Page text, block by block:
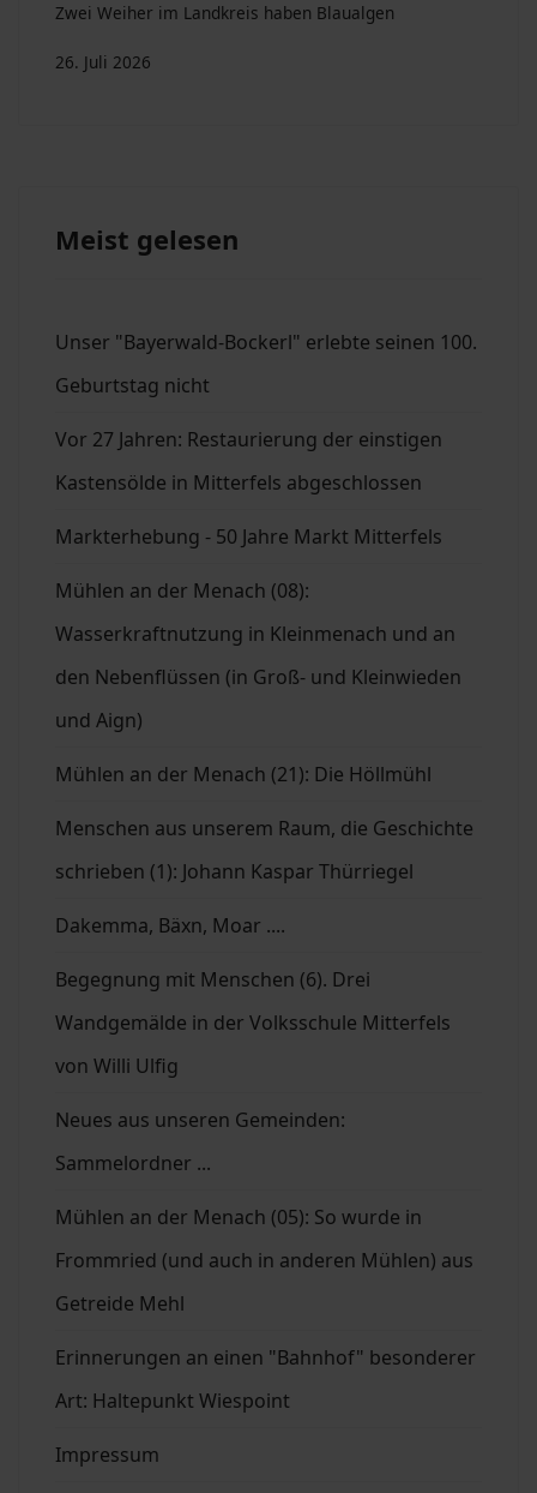
Zwei Weiher im Landkreis haben Blaualgen
26. Juli 2026
Meist gelesen
Unser "Bayerwald-Bockerl" erlebte seinen 100.
Geburtstag nicht
Vor 27 Jahren: Restaurierung der einstigen
Kastensölde in Mitterfels abgeschlossen
Markterhebung - 50 Jahre Markt Mitterfels
Mühlen an der Menach (08):
Wasserkraftnutzung in Kleinmenach und an
den Nebenflüssen (in Groß- und Kleinwieden
und Aign)
Mühlen an der Menach (21): Die Höllmühl
Menschen aus unserem Raum, die Geschichte
schrieben (1): Johann Kaspar Thürriegel
Dakemma, Bäxn, Moar ....
Begegnung mit Menschen (6). Drei
Wandgemälde in der Volksschule Mitterfels
von Willi Ulfig
Neues aus unseren Gemeinden:
Sammelordner ...
Mühlen an der Menach (05): So wurde in
Frommried (und auch in anderen Mühlen) aus
Getreide Mehl
Erinnerungen an einen "Bahnhof" besonderer
Art: Haltepunkt Wiespoint
Impressum